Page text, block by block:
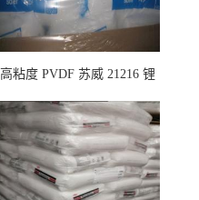
高粘度 PVDF 苏威 21216 锂